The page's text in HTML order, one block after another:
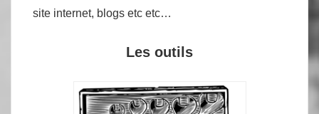
site internet, blogs etc etc…
Les outils